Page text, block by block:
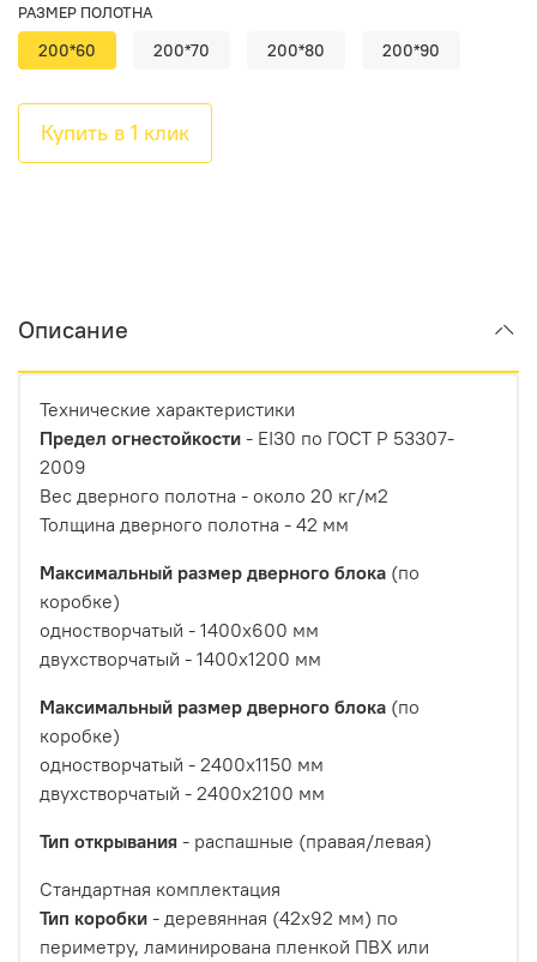
Купить в 1 клик
РАЗМЕР ПОЛОТНА
200*60 200*70 200*80 200*90
Описание
Технические характеристики
Предел огнестойкости - EI30 по ГОСТ Р 53307-
2009
Вес дверного полотна - около 20 кг/м2
Толщина дверного полотна - 42 мм
Максимальный размер дверного блока (по
коробке)
одностворчатый - 1400х600 мм
двухстворчатый - 1400х1200 мм
Максимальный размер дверного блока (по
коробке)
одностворчатый - 2400х1150 мм
двухстворчатый - 2400х2100 мм
Тип открывания - распашные (правая/левая)
Стандартная комплектация
Тип коробки - деревянная (42х92 мм) по
периметру, ламинирована пленкой ПВХ или